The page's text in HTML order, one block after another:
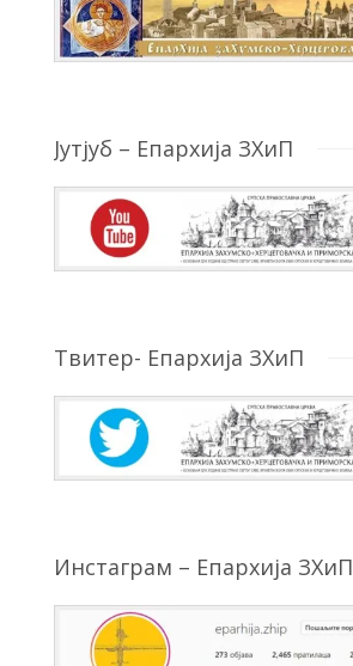
Јутјуб – Епархија ЗХиП
Твитер- Епархија ЗХиП
Инстаграм – Епархија ЗХиП